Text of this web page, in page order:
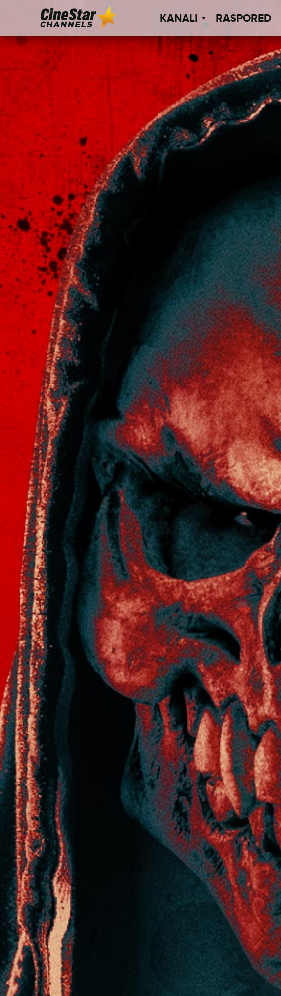
KANALI RASPORED